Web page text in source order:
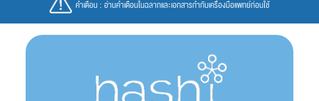
คำเตือน : อ่านคำเตือนในฉลากและเอกสารกำกับเครื่องมือแพทย์ก่อนใช้